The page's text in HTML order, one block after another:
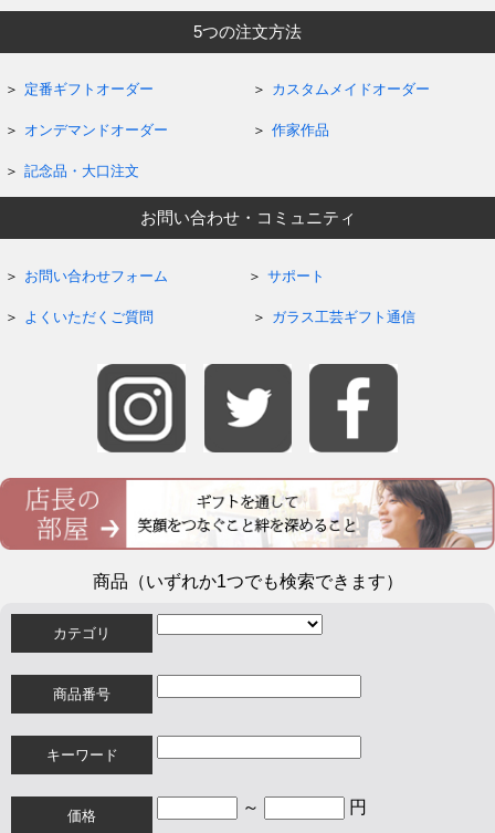
5つの注文方法
定番ギフトオーダー カスタムメイドオーダー
オンデマンドオーダー 作家作品
記念品・大口注文
お問い合わせ・コミュニティ
お問い合わせフォーム サポート
よくいただくご質問 ガラス工芸ギフト通信
商品（いずれか1つでも検索できます）
カテゴリ
商品番号
キーワード
価格 ～ 円